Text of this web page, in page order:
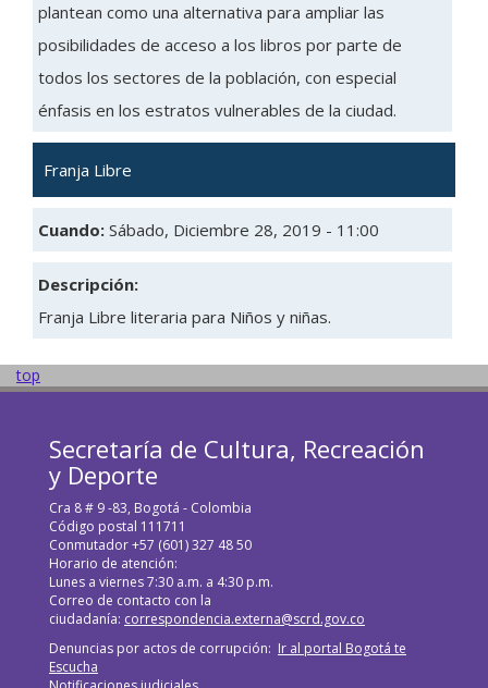
plantean como una alternativa para ampliar las
posibilidades de acceso a los libros por parte de
todos los sectores de la población, con especial
énfasis en los estratos vulnerables de la ciudad.
Franja Libre
Cuando: Sábado, Diciembre 28, 2019 - 11:00
Descripción:
Franja Libre literaria para Niños y niñas.
top
Secretaría de Cultura, Recreación
y Deporte
Cra 8 # 9 -83, Bogotá - Colombia
Código postal 111711
Conmutador +57 (601) 327 48 50
Horario de atención:
Lunes a viernes 7:30 a.m. a 4:30 p.m.
Correo de contacto con la
ciudadanía: correspondencia.externa@scrd.gov.co
Denuncias por actos de corrupción: Ir al portal Bogotá te
Escucha